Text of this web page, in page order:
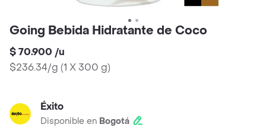
Going Bebida Hidratante de Coco
$ 70.900 /u
$236.34/g (1 X 300 g)
Éxito
Disponible en Bogotá